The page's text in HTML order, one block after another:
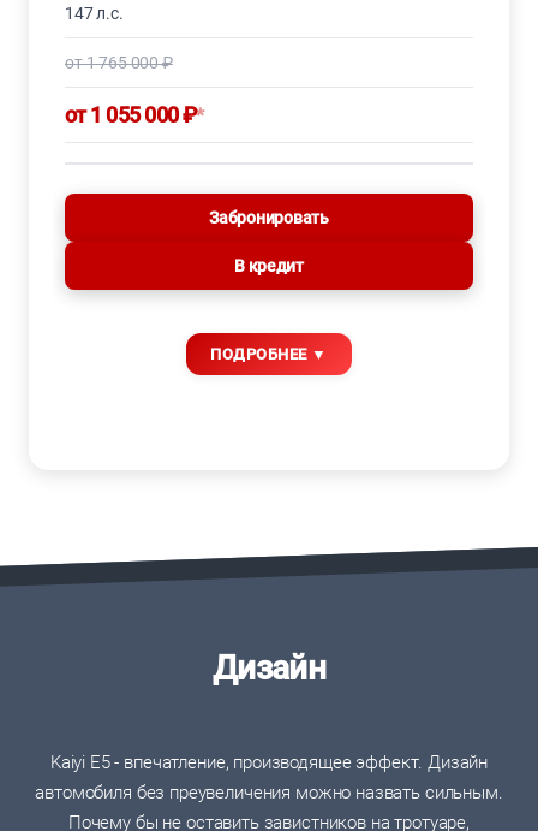
147 л.с.
от 1 765 000 ₽
от 1 055 000 ₽*
Забронировать
В кредит
Дизайн
Kaiyi E5 - впечатление, производящее эффект. Дизайн
автомобиля без преувеличения можно назвать сильным.
Почему бы не оставить завистников на тротуаре,